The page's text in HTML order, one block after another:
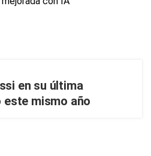
en su última
mismo año